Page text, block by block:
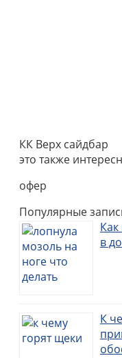
КК Верх сайдбар
это также
офер
Популярные
в
К